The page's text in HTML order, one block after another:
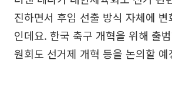
진하면서 후임 선출 방식 자체에
인데요. 한국 축구 개혁을 위해 출
원회도 선거제 개혁 등을 논의할 예